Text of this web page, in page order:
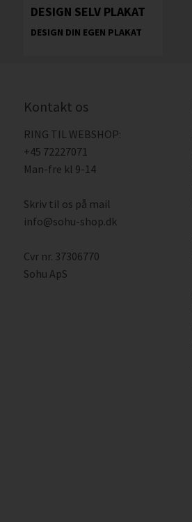
DESIGN SELV PLAKAT
DESIGN DIN EGEN PLAKAT
Kontakt os
RING TIL WEBSHOP:
+45 72227071
Man-fre kl 9-14
Skriv til os på mail
info@sohu-shop.dk
Cvr nr. 37306770
Sohu ApS